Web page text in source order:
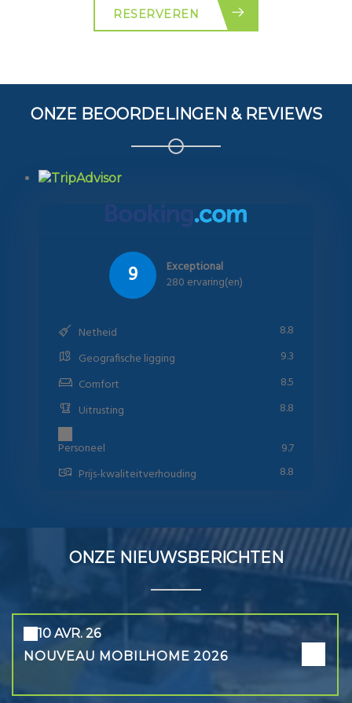
RESERVEREN
ONZE BEOORDELINGEN & REVIEWS
9
Exceptional
280 ervaring(en)
Netheid
8.8
Geografische ligging
9.3
Comfort
8.5
Uitrusting
8.8
Personeel
9.7
Prijs-kwaliteitverhouding
8.8
ONZE NIEUWSBERICHTEN
10 AVR. 26
NOUVEAU MOBILHOME 2026